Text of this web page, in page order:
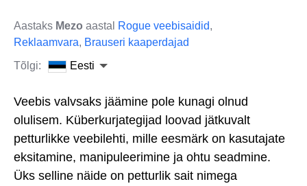
Aastaks Mezo aastal Rogue veebisaidid,
Reklaamvara, Brauseri kaaperdajad
Tõlgi:
Eesti
Veebis valvsaks jäämine pole kunagi olnud
olulisem. Küberkurjategijad loovad jätkuvalt
petturlikke veebilehti, mille eesmärk on kasutajate
eksitamine, manipuleerimine ja ohtu seadmine.
Üks selline näide on petturlik sait nimega